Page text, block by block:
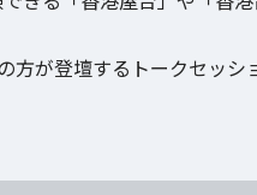
方が登壇するトークセッシ